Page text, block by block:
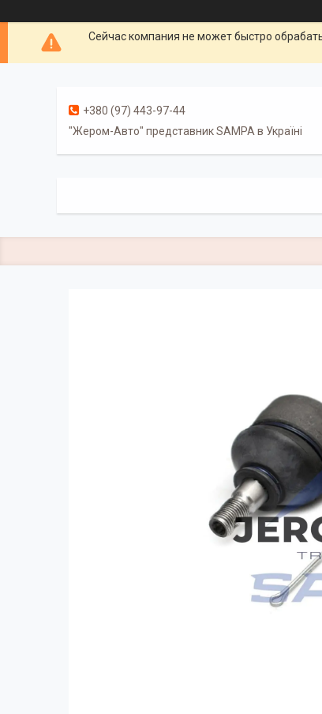
Сейчас компания не может быстро
+380 (97) 443-97-44
"Жером-Авто" представник SAMPA в Україні